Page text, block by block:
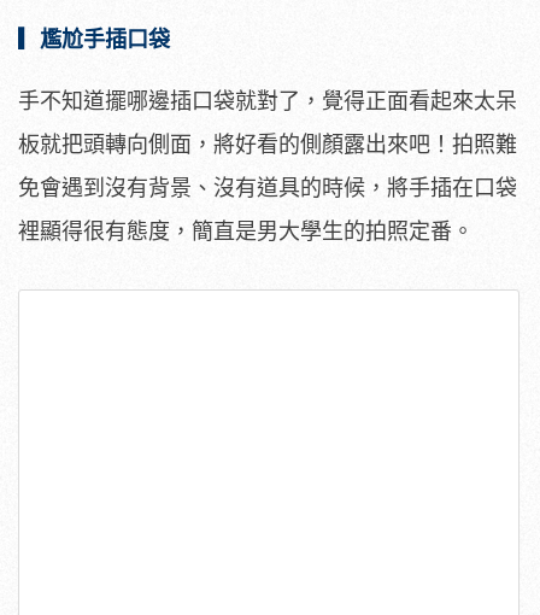
▎尷尬手插口袋
手不知道擺哪邊插口袋就對了，覺得正面看起來太呆
板就把頭轉向側面，將好看的側顏露出來吧！拍照難
免會遇到沒有背景、沒有道具的時候，將手插在口袋
裡顯得很有態度，簡直是男大學生的拍照定番。